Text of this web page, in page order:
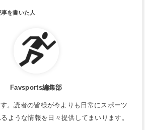
Favsports編集部
。読者の皆様が今よりも日常にスポーツ
ような情報を日々提供してまいります。